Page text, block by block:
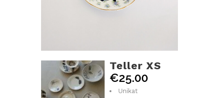
Teller XS
€25.00
Unikat